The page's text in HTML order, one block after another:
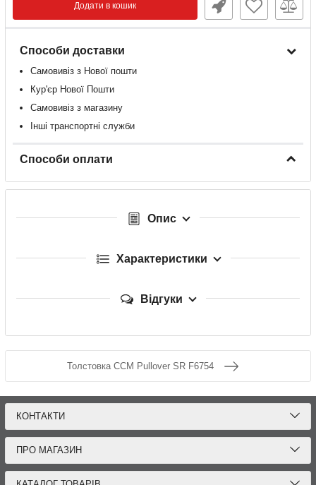
Додати в кошик
Способи доставки
Самовивіз з Нової пошти
Кур'єр Нової Пошти
Самовивіз з магазину
Інші транспортні служби
Способи оплати
Опис
Характеристики
Відгуки
Толстовка ССМ Pullover SR F6754
КОНТАКТИ
ПРО МАГАЗИН